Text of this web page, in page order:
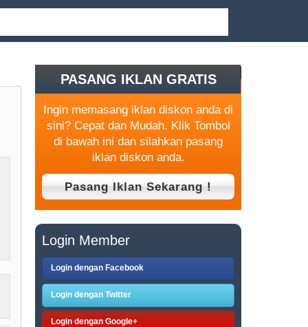
PASANG IKLAN GRATIS
Ingin memasang iklan diskon anda di
sini? Cepat dan Mudah. Klik Tombol
di bawah ini dan silahkan pasang
iklan diskon anda.
Login Member
Login dengan Facebook
Login dengan Twitter
Login dengan Google+